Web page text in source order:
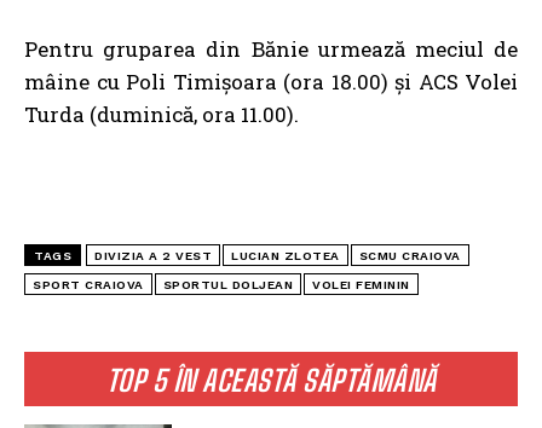
TOP 5 ÎN ACEASTĂ SĂPTĂMÂNĂ
Pentru gruparea din Bănie urmează meciul de
mâine cu Poli Timișoara (ora 18.00) și ACS Volei
Turda (duminică, ora 11.00).
TAGS DIVIZIA A 2 VEST LUCIAN ZLOTEA SCMU CRAIOVA
SPORT CRAIOVA SPORTUL DOLJEAN VOLEI FEMININ